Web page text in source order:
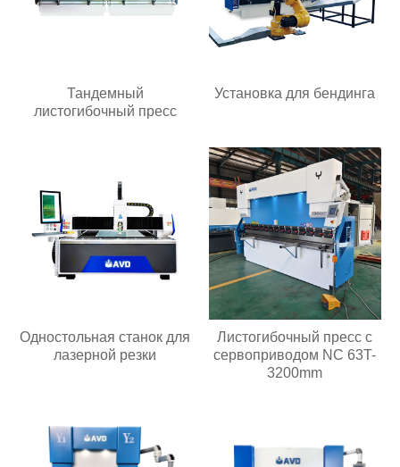
Тандемный
листогибочный пресс
Установка для бендинга
Одностольная станок для
лазерной резки
Листогибочный пресс с
сервоприводом NC 63T-
3200mm